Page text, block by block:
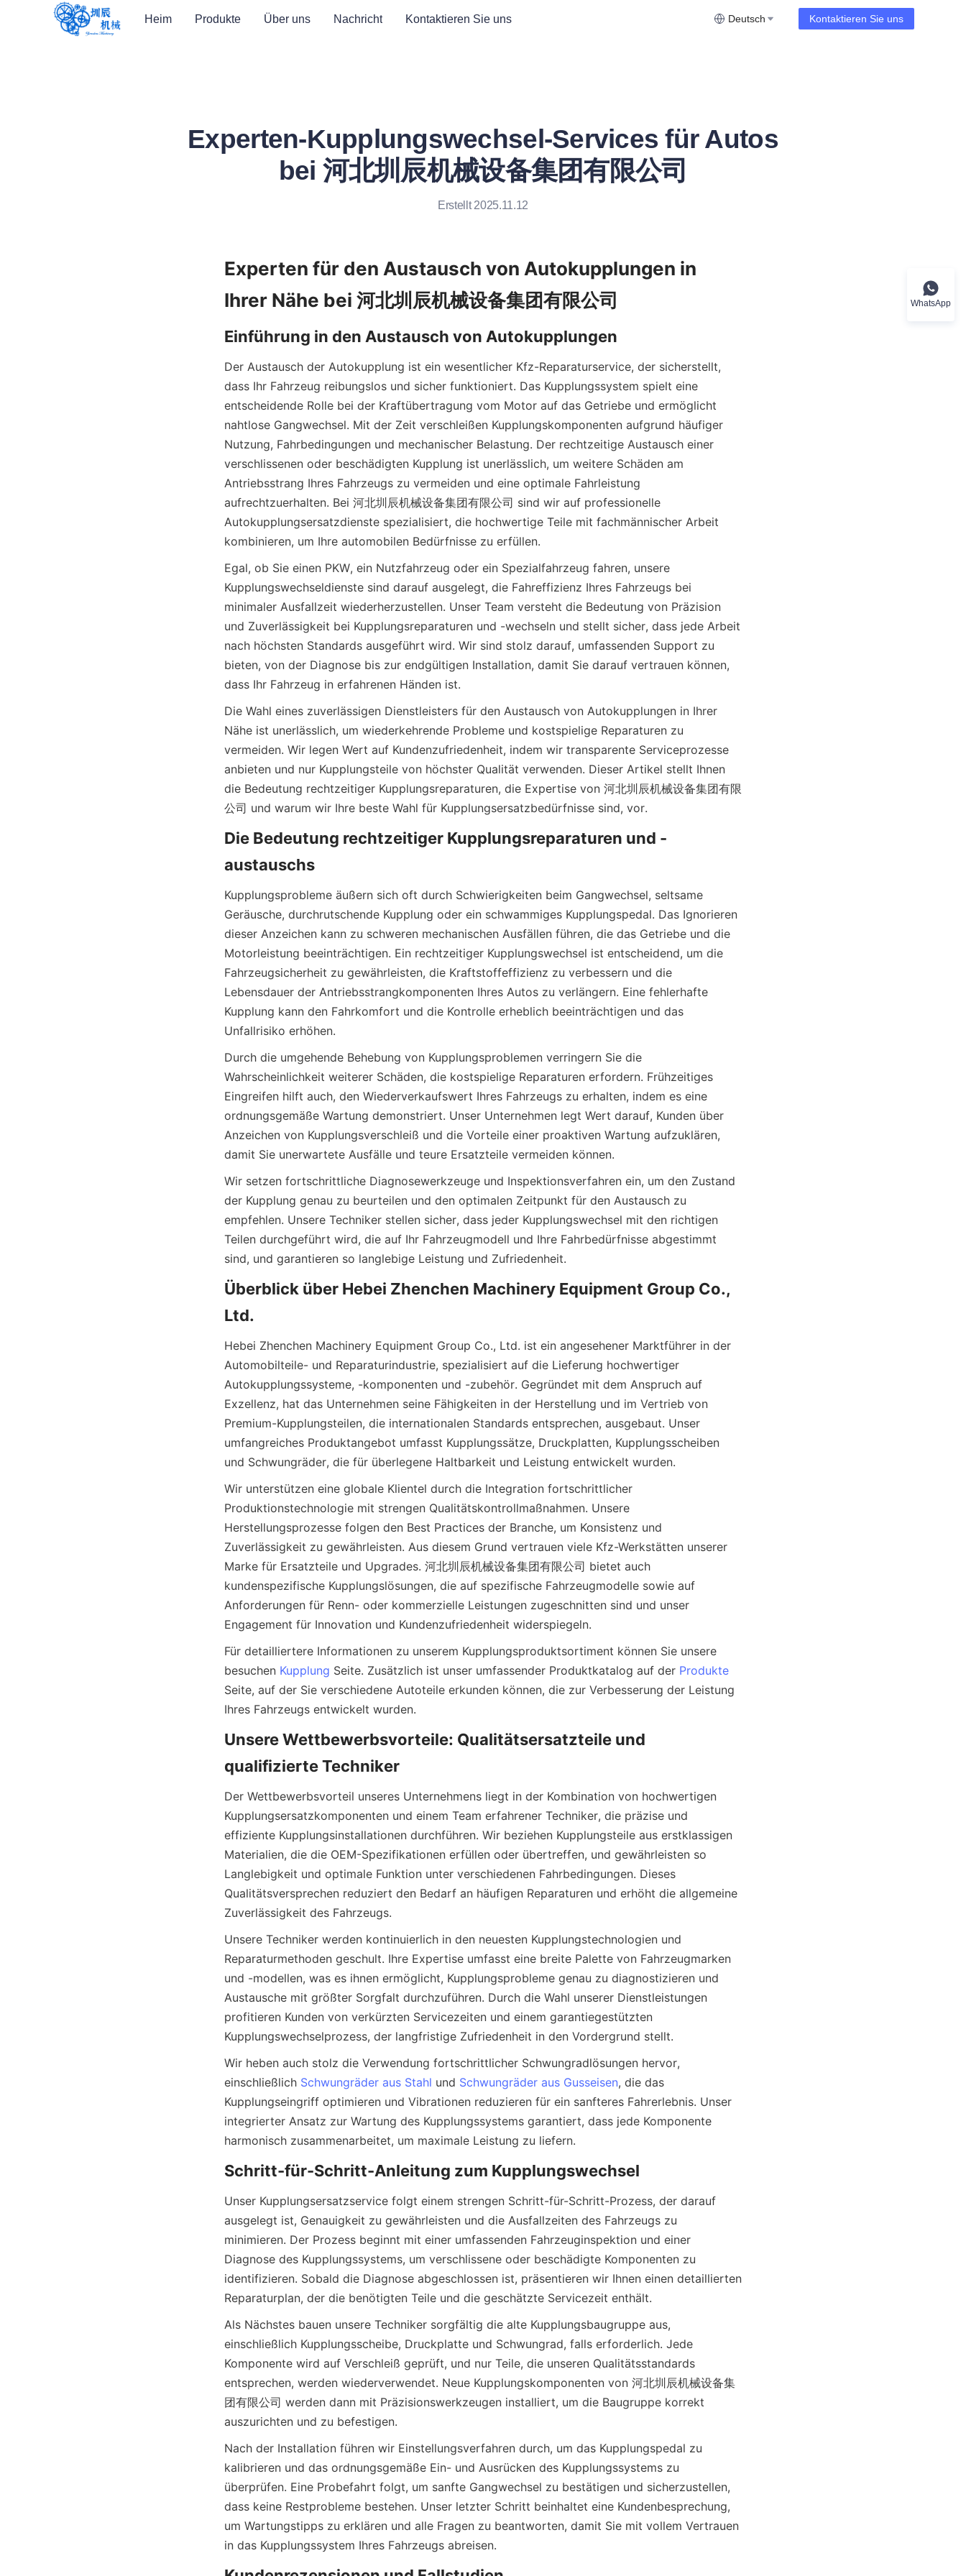
Heim Produkte Über uns Nachricht Kontaktieren Sie uns Deutsch Kontaktieren Sie uns
Experten-Kupplungswechsel-Services für Autos
bei 河北圳辰机械设备集团有限公司
Erstellt 2025.11.12
Experten für den Austausch von Autokupplungen in
Der Austausch der Autokupplung ist ein wesentlicher Kfz-Reparaturservice, der sicherstellt,
dass Ihr Fahrzeug reibungslos und sicher funktioniert. Das Kupplungssystem spielt eine
entscheidende Rolle bei der Kraftübertragung vom Motor auf das Getriebe und ermöglicht
nahtlose Gangwechsel. Mit der Zeit verschleißen Kupplungskomponenten aufgrund häufiger
Nutzung, Fahrbedingungen und mechanischer Belastung. Der rechtzeitige Austausch einer
verschlissenen oder beschädigten Kupplung ist unerlässlich, um weitere Schäden am
Antriebsstrang Ihres Fahrzeugs zu vermeiden und eine optimale Fahrleistung
aufrechtzuerhalten. Bei 河北圳辰机械设备集团有限公司 sind wir auf professionelle
Autokupplungsersatzdienste spezialisiert, die hochwertige Teile mit fachmännischer Arbeit
kombinieren, um Ihre automobilen Bedürfnisse zu erfüllen.
Egal, ob Sie einen PKW, ein Nutzfahrzeug oder ein Spezialfahrzeug fahren, unsere
Kupplungswechseldienste sind darauf ausgelegt, die Fahreffizienz Ihres Fahrzeugs bei
minimaler Ausfallzeit wiederherzustellen. Unser Team versteht die Bedeutung von Präzision
und Zuverlässigkeit bei Kupplungsreparaturen und -wechseln und stellt sicher, dass jede Arbeit
nach höchsten Standards ausgeführt wird. Wir sind stolz darauf, umfassenden Support zu
bieten, von der Diagnose bis zur endgültigen Installation, damit Sie darauf vertrauen können,
dass Ihr Fahrzeug in erfahrenen Händen ist.
Die Wahl eines zuverlässigen Dienstleisters für den Austausch von Autokupplungen in Ihrer
Nähe ist unerlässlich, um wiederkehrende Probleme und kostspielige Reparaturen zu
vermeiden. Wir legen Wert auf Kundenzufriedenheit, indem wir transparente Serviceprozesse
anbieten und nur Kupplungsteile von höchster Qualität verwenden. Dieser Artikel stellt Ihnen
die Bedeutung rechtzeitiger Kupplungsreparaturen, die Expertise von 河北圳辰机械设备集团有限
Die Bedeutung rechtzeitiger Kupplungsreparaturen und -
Kupplungsprobleme äußern sich oft durch Schwierigkeiten beim Gangwechsel, seltsame
Geräusche, durchrutschende Kupplung oder ein schwammiges Kupplungspedal. Das Ignorieren
dieser Anzeichen kann zu schweren mechanischen Ausfällen führen, die das Getriebe und die
Motorleistung beeinträchtigen. Ein rechtzeitiger Kupplungswechsel ist entscheidend, um die
Fahrzeugsicherheit zu gewährleisten, die Kraftstoffeffizienz zu verbessern und die
Lebensdauer der Antriebsstrangkomponenten Ihres Autos zu verlängern. Eine fehlerhafte
Kupplung kann den Fahrkomfort und die Kontrolle erheblich beeinträchtigen und das
Durch die umgehende Behebung von Kupplungsproblemen verringern Sie die
Wahrscheinlichkeit weiterer Schäden, die kostspielige Reparaturen erfordern. Frühzeitiges
Eingreifen hilft auch, den Wiederverkaufswert Ihres Fahrzeugs zu erhalten, indem es eine
ordnungsgemäße Wartung demonstriert. Unser Unternehmen legt Wert darauf, Kunden über
Anzeichen von Kupplungsverschleiß und die Vorteile einer proaktiven Wartung aufzuklären,
Wir setzen fortschrittliche Diagnosewerkzeuge und Inspektionsverfahren ein, um den Zustand
der Kupplung genau zu beurteilen und den optimalen Zeitpunkt für den Austausch zu
empfehlen. Unsere Techniker stellen sicher, dass jeder Kupplungswechsel mit den richtigen
Teilen durchgeführt wird, die auf Ihr Fahrzeugmodell und Ihre Fahrbedürfnisse abgestimmt
Überblick über Hebei Zhenchen Machinery Equipment Group Co.,
Hebei Zhenchen Machinery Equipment Group Co., Ltd. ist ein angesehener Marktführer in der
Automobilteile- und Reparaturindustrie, spezialisiert auf die Lieferung hochwertiger
Autokupplungssysteme, -komponenten und -zubehör. Gegründet mit dem Anspruch auf
Exzellenz, hat das Unternehmen seine Fähigkeiten in der Herstellung und im Vertrieb von
Premium-Kupplungsteilen, die internationalen Standards entsprechen, ausgebaut. Unser
umfangreiches Produktangebot umfasst Kupplungssätze, Druckplatten, Kupplungsscheiben
und Schwungräder, die für überlegene Haltbarkeit und Leistung entwickelt wurden.
Wir unterstützen eine globale Klientel durch die Integration fortschrittlicher
Produktionstechnologie mit strengen Qualitätskontrollmaßnahmen. Unsere
Herstellungsprozesse folgen den Best Practices der Branche, um Konsistenz und
Zuverlässigkeit zu gewährleisten. Aus diesem Grund vertrauen viele Kfz-Werkstätten unserer
Marke für Ersatzteile und Upgrades. 河北圳辰机械设备集团有限公司 bietet auch
kundenspezifische Kupplungslösungen, die auf spezifische Fahrzeugmodelle sowie auf
Anforderungen für Renn- oder kommerzielle Leistungen zugeschnitten sind und unser
Engagement für Innovation und Kundenzufriedenheit widerspiegeln.
Für detailliertere Informationen zu unserem Kupplungsproduktsortiment können Sie unsere
besuchen Kupplung Seite. Zusätzlich ist unser umfassender Produktkatalog auf der Produkte
Seite, auf der Sie verschiedene Autoteile erkunden können, die zur Verbesserung der Leistung
Unsere Wettbewerbsvorteile: Qualitätsersatzteile und
Der Wettbewerbsvorteil unseres Unternehmens liegt in der Kombination von hochwertigen
Kupplungsersatzkomponenten und einem Team erfahrener Techniker, die präzise und
effiziente Kupplungsinstallationen durchführen. Wir beziehen Kupplungsteile aus erstklassigen
Materialien, die die OEM-Spezifikationen erfüllen oder übertreffen, und gewährleisten so
Langlebigkeit und optimale Funktion unter verschiedenen Fahrbedingungen. Dieses
Qualitätsversprechen reduziert den Bedarf an häufigen Reparaturen und erhöht die allgemeine
Unsere Techniker werden kontinuierlich in den neuesten Kupplungstechnologien und
Reparaturmethoden geschult. Ihre Expertise umfasst eine breite Palette von Fahrzeugmarken
und -modellen, was es ihnen ermöglicht, Kupplungsprobleme genau zu diagnostizieren und
Austausche mit größter Sorgfalt durchzuführen. Durch die Wahl unserer Dienstleistungen
profitieren Kunden von verkürzten Servicezeiten und einem garantiegestützten
Wir heben auch stolz die Verwendung fortschrittlicher Schwungradlösungen hervor,
einschließlich Schwungräder aus Stahl und Schwungräder aus Gusseisen, die das
Kupplungseingriff optimieren und Vibrationen reduzieren für ein sanfteres Fahrerlebnis. Unser
integrierter Ansatz zur Wartung des Kupplungssystems garantiert, dass jede Komponente
Unser Kupplungsersatzservice folgt einem strengen Schritt-für-Schritt-Prozess, der darauf
ausgelegt ist, Genauigkeit zu gewährleisten und die Ausfallzeiten des Fahrzeugs zu
minimieren. Der Prozess beginnt mit einer umfassenden Fahrzeuginspektion und einer
Diagnose des Kupplungssystems, um verschlissene oder beschädigte Komponenten zu
identifizieren. Sobald die Diagnose abgeschlossen ist, präsentieren wir Ihnen einen detaillierten
Als Nächstes bauen unsere Techniker sorgfältig die alte Kupplungsbaugruppe aus,
einschließlich Kupplungsscheibe, Druckplatte und Schwungrad, falls erforderlich. Jede
Komponente wird auf Verschleiß geprüft, und nur Teile, die unseren Qualitätsstandards
entsprechen, werden wiederverwendet. Neue Kupplungskomponenten von 河北圳辰机械设备集
团有限公司 werden dann mit Präzisionswerkzeugen installiert, um die Baugruppe korrekt
Nach der Installation führen wir Einstellungsverfahren durch, um das Kupplungspedal zu
kalibrieren und das ordnungsgemäße Ein- und Ausrücken des Kupplungssystems zu
überprüfen. Eine Probefahrt folgt, um sanfte Gangwechsel zu bestätigen und sicherzustellen,
dass keine Restprobleme bestehen. Unser letzter Schritt beinhaltet eine Kundenbesprechung,
um Wartungstipps zu erklären und alle Fragen zu beantworten, damit Sie mit vollem Vertrauen
WhatsApp